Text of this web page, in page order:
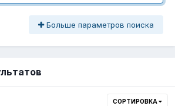
Больше параметров поиска
СОРТИРОВКА